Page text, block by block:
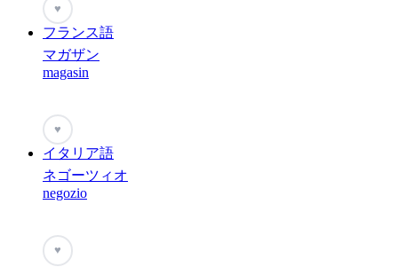
♥
フランス語
マガザン
magasin
♥
イタリア語
ネゴーツィオ
negozio
♥